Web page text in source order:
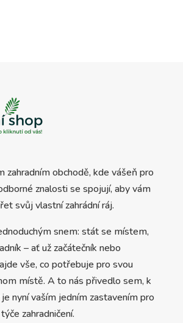
zahradním obchodě, kde vášeň pro
znalosti se spojují, aby vám
svůj vlastní zahrádní ráj.
snem: stát se místem,
– ať už začátečník nebo
vše, co potřebuje pro svou
místě. A to nás přivedlo sem, k
nyní vaším jedním zastavením pro
zahradničení.